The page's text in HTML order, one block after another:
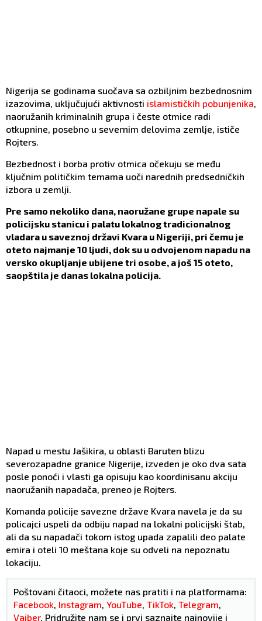
Nigerija se godinama suočava sa ozbiljnim bezbednosnim
izazovima, uključujući aktivnosti islamističkih pobunjenika
naoružanih kriminalnih grupa i česte otmice radi
otkupnine, posebno u severnim delovima zemlje, ističe
Rojters.
Bezbednost i borba protiv otmica očekuju se među
ključnim političkim temama uoči narednih predsedničkih
izbora u zemlji.
Pre samo nekoliko dana, naoružane grupe napale su
policijsku stanicu i palatu lokalnog tradicionalnog
vladara u saveznoj državi Kvara u Nigeriji, pri čemu je
oteto najmanje 10 ljudi, dok su u odvojenom napadu na
versko okupljanje ubijene tri osobe, a još 15 oteto,
saopštila je danas lokalna policija.
Napad u mestu Jašikira, u oblasti Baruten blizu
severozapadne granice Nigerije, izveden je oko dva sata
posle ponoći i vlasti ga opisuju kao koordinisanu akciju
naoružanih napadača, preneo je Rojters.
Komanda policije savezne države Kvara navela je da su
policajci uspeli da odbiju napad na lokalni policijski štab,
ali da su napadači tokom istog upada zapalili deo palate
emira i oteli 10 meštana koje su odveli na nepoznatu
lokaciju.
Poštovani čitaoci, možete nas pratiti i na platformama:
Facebook Instagram YouTube TikTok Telegram
Vajber. Pridružite nam se i prvi saznajte najnovije i